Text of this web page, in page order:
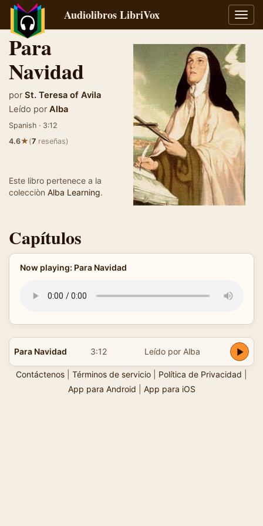
Audiolibros LibriVox
Para
Navidad
por St. Teresa of Avila
Leído por Alba
Spanish · 3:12
4.6★(7 reseñas)
Este libro pertenece a la
colecciòn Alba Learning.
Capítulos
Now playing: Para Navidad
Para Navidad 3:12 Leído por Alba
Contáctenos Términos de servicio Política de Privacidad
App para Android
App para iOS